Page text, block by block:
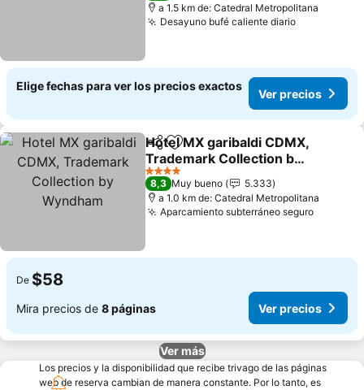
a 1.5 km de: Catedral Metropolitana
Desayuno bufé caliente diarioVer
Elige fechas para ver los precios exactos
Ver precios
CompartirAgregar a favoritos
Hotel MX garibaldi CDMX,
Trademark Collection by
Wyndham
Ver precios
4 Estrellas
8,3 Muy bueno
5.333
a 1.0 km de: Catedral Metropolitana
Aparcamiento subterráneo seguroVer
De $58
Mira precios de 8 páginas Ver precios
Ver más
Los precios y la disponibilidad que recibe trivago de las páginas
web de reserva cambian de manera constante. Por lo tanto, es